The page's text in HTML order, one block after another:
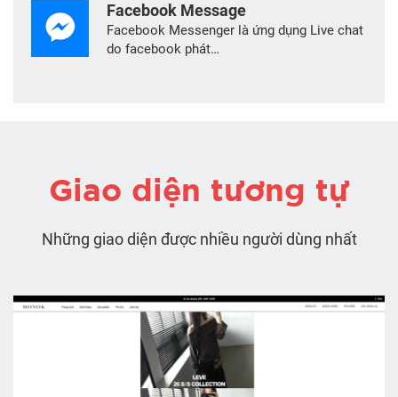
Facebook Message
Facebook Messenger là ứng dụng Live chat
do facebook phát…
Giao diện tương tự
Những giao diện được nhiều người dùng nhất